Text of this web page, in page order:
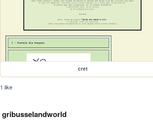
cret
1 like
gribusselandworld